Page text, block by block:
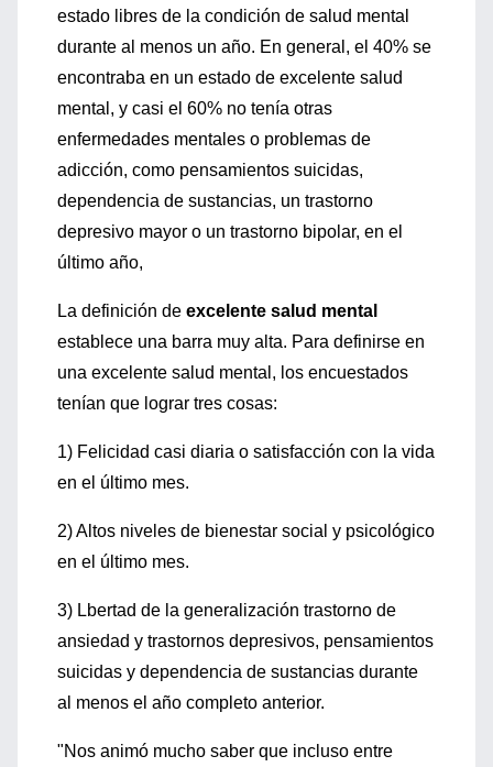
estado libres de la condición de salud mental
durante al menos un año. En general, el 40% se
encontraba en un estado de excelente salud
mental, y casi el 60% no tenía otras
enfermedades mentales o problemas de
adicción, como pensamientos suicidas,
dependencia de sustancias, un trastorno
depresivo mayor o un trastorno bipolar, en el
último año,
La definición de excelente salud mental
establece una barra muy alta. Para definirse en
una excelente salud mental, los encuestados
tenían que lograr tres cosas:
1) Felicidad casi diaria o satisfacción con la vida
en el último mes.
2) Altos niveles de bienestar social y psicológico
en el último mes.
3) Lbertad de la generalización trastorno de
ansiedad y trastornos depresivos, pensamientos
suicidas y dependencia de sustancias durante
al menos el año completo anterior.
"Nos animó mucho saber que incluso entre